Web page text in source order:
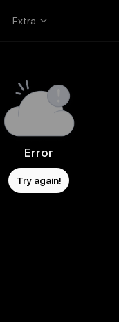
Extra
Error
Try again!